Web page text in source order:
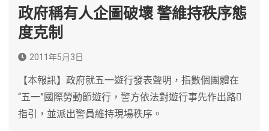
政府稱有人企圖破壞 警維持秩序態
度克制
2011年5月3日
【本報訊】政府就五一遊行發表聲明，指數個團體在
“五一”國際勞動節遊行，警方依法對遊行事先作出路
指引，並派出警員維持現場秩序。